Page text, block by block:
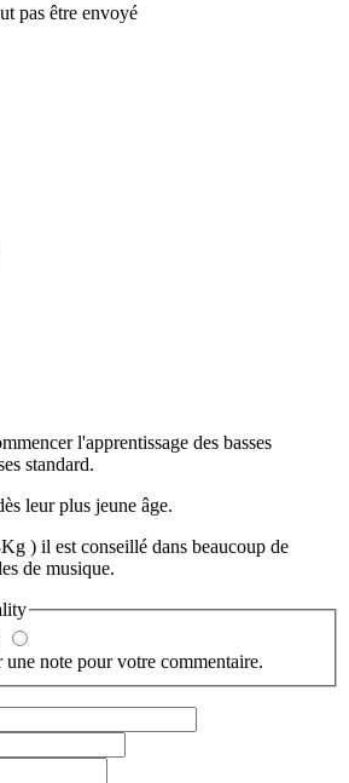
pas être envoyé
l'apprentissage des basses
standard.
leur plus jeune âge.
) il est conseillé dans beaucoup de
de musique.
note pour votre commentaire.